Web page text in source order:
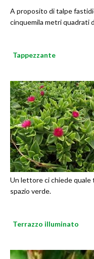
A proposito di talpe
cinquemila metri quadrati
Tappezzante
Un lettore ci chiede quale
spazio verde.
Terrazzo illuminato